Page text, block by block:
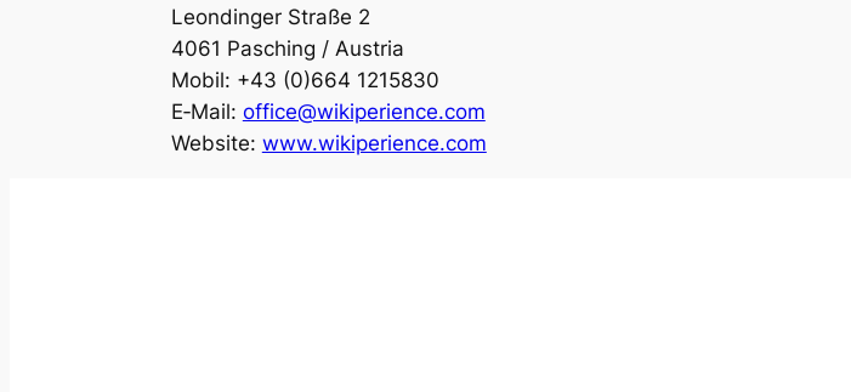
Leon­din­ger Stra­ße 2
4061 Pasching / Aus­tria
Mobil: +43 (0)664 1215830
E‑Mail: office@wikiperience.com
Web­site: www.wikiperience.com